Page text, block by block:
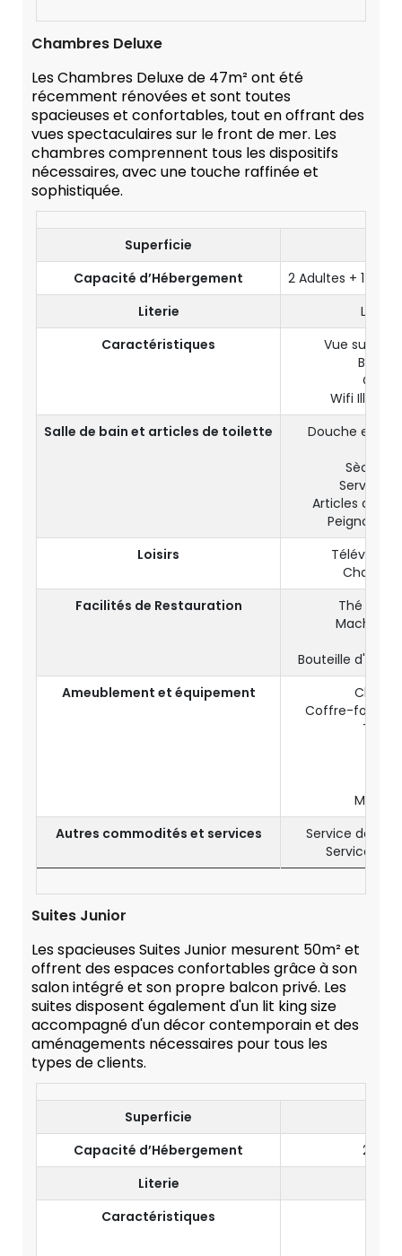
Chambres Deluxe
Les Chambres Deluxe de 47m² ont été
récemment rénovées et sont toutes
spacieuses et confortables, tout en offrant des
vues spectaculaires sur le front de mer. Les
chambres comprennent tous les dispositifs
nécessaires, avec une touche raffinée et
sophistiquée.
Superficie
Capacité d’Hébergement
2 Adultes + 1
Literie
Lit
Caractéristiques
Vue sur le
Coin
Wifi
Salle de bain et articles de toilette
Douche et
Sèche-
Articles de
Peignoir et
Loisirs
Télévision
Chaînes
Facilités de Restauration
Thé et
Machine
Bouteille d'eau
Ameublement et équipement
Coffre-fort
Menu
Autres commodités et services
Service de
Service de
Suites Junior
Les spacieuses Suites Junior mesurent 50m² et
offrent des espaces confortables grâce à son
salon intégré et son propre balcon privé. Les
suites disposent également d'un lit king size
accompagné d'un décor contemporain et des
aménagements nécessaires pour tous les
types de clients.
Superficie
Capacité d’Hébergement
2
Literie
Caractéristiques